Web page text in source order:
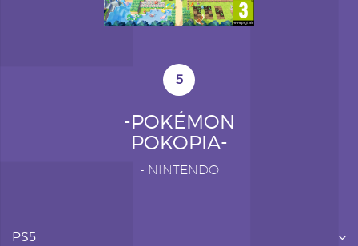
5
-POKÉMON
POKOPIA-
- NINTENDO
PS5